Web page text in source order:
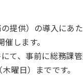
提供）の導入にあ
します。
て、事前に総務課
曜日）までです。